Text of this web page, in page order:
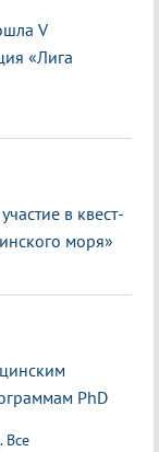
V
«Лига
в квест-
моря»
PhD
Все